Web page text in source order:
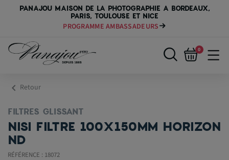
PANAJOU MAISON DE LA PHOTOGRAPHIE A BORDEAUX,
PARIS, TOULOUSE ET NICE
PROGRAMME AMBASSADEURS
0
chevron_left Retour
FILTRES GLISSANT
NISI FILTRE 100X150MM HORIZON
ND
RÉFÉRENCE : 18072